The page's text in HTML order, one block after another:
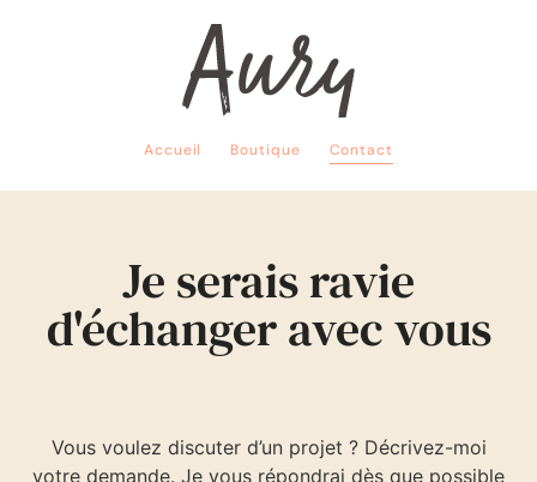
Accueil Boutique Contact
Je serais ravie
d'échanger avec vous
Vous voulez discuter d’un projet ? Décrivez-moi
votre demande. Je vous répondrai dès que possible